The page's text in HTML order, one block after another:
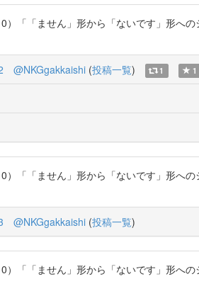
）「「ません」形から「ないです」形
@NKGgakkaishi (投稿一覧) 1 1
）「「ません」形から「ないです」形
@NKGgakkaishi (投稿一覧)
）「「ません」形から「ないです」形